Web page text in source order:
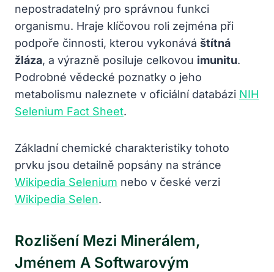
nepostradatelný pro správnou funkci
organismu. Hraje klíčovou roli zejména při
podpoře činnosti, kterou vykonává štítná
žláza, a výrazně posiluje celkovou imunitu.
Podrobné vědecké poznatky o jeho
metabolismu naleznete v oficiální databázi NIH
Selenium Fact Sheet.
Základní chemické charakteristiky tohoto
prvku jsou detailně popsány na stránce
Wikipedia Selenium nebo v české verzi
Wikipedia Selen.
Rozlišení Mezi Minerálem,
Jménem A Softwarovým